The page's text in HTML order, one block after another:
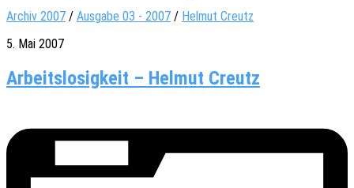
Archiv 2007 / Ausgabe 03 - 2007 / Helmut Creutz
5. Mai 2007
Arbeitslosigkeit – Helmut Creutz